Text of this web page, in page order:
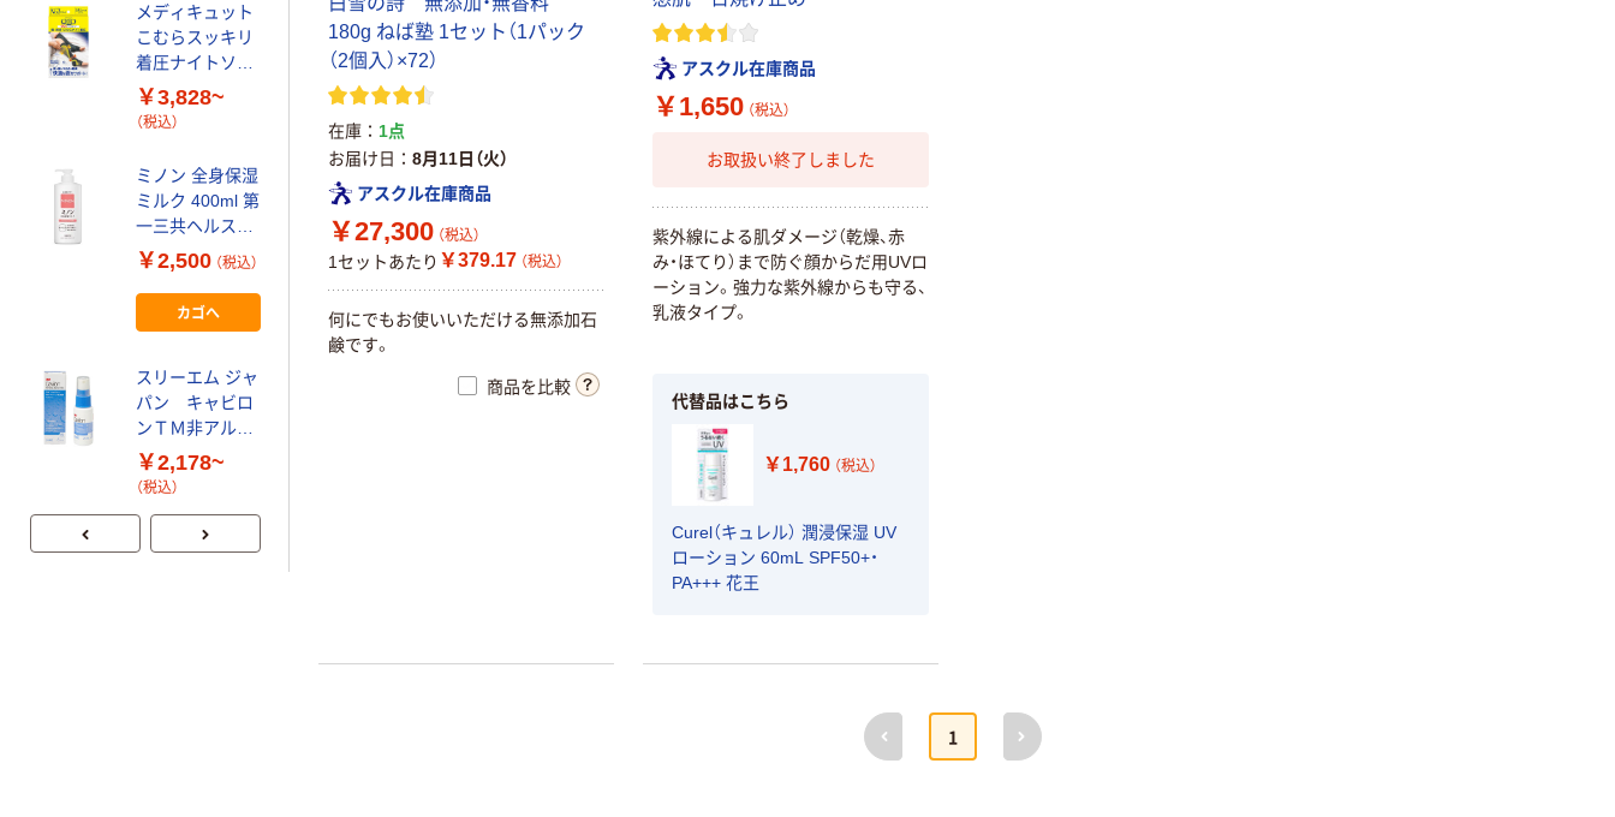
180g ねば塾 1セット（1パック
（2個入）×72）
在庫
1点
お届け日
8月11日（火）
アスクル在庫商品
￥27,300 （税込）
1セットあたり ￥379.17 （税込）
何にでもお使いいただける無添加石
鹸です。
商品を比較
アスクル在庫商品
￥1,650 （税込）
お取扱い終了しました
紫外線による肌ダメージ（乾燥、赤
み・ほてり）まで防ぐ顔からだ用UVロ
ーション。強力な紫外線からも守る、
乳液タイプ。
代替品はこちら
￥1,760 （税込）
Curel（キュレル） 潤浸保湿 UV
ローション 60mL SPF50+・
PA+++ 花王
前へ
1
次へ
メディキュット
こむらスッキリ
着圧ナイトソッ
クス グレー シ
ョート
ターショール）
￥3,828~
（税込）
ミノン 全身保湿
ミルク 400ml 第
一三共ヘルスケ
ア
￥2,500 （税込）
カゴへ
スリーエム ジャ
パン キャビロ
ンＴＭ非アルコ
ール性皮膜
￥2,178~
（税込）
ケアセラ AP フ
ロート製薬
￥1,320~
（税込）
トビューティ デ
ィープモイスチ
ャー 浸透保湿
美容液ボディミ
ベラ99％ 300g
2個 千空
￥1,100 （税込）
カゴへ
UVスティック
￥798~ （税込）
花王 ビオレ UV
アクアリッチ ウ